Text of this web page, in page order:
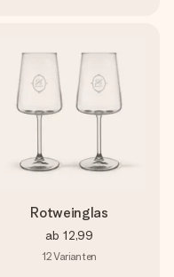
Rotweinglas
ab 12,99
12Varianten